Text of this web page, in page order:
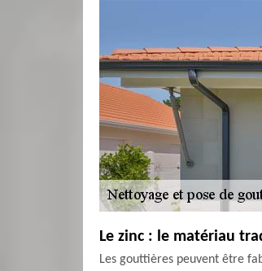
Le zinc : le matériau
Les gouttières peuvent être